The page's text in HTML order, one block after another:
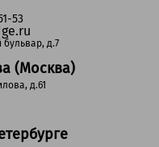
53
бульвар, д.7
(Москва)
д.61